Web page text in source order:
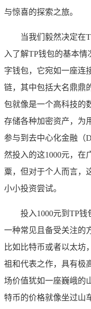
与惊喜的探索之旅。
当我们毅然决定在
入了解TP钱包的基本
字钱包，它宛如一座连
链，其中包括大名鼎鼎
包就像是一个高科技的
存储各种加密资产，为
参与到去中心化金融（
然投入的这1000元，在
粟，但对于个人而言，
小小投资尝试。
投入1000元到TP
一种常见且备受关注的
比如比特币或者以太坊
祖和代表之作，具有极
场价值犹如一座巍峨的
特币的价格就像坐过山